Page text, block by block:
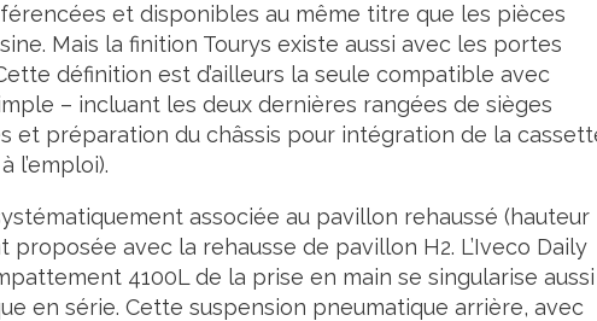
et disponibles au même titre que les pièces
Mais la finition Tourys existe aussi avec les portes
définition est d’ailleurs la seule compatible avec
– incluant les deux dernières rangées de sièges
et préparation du châssis pour intégration de la
l’emploi).
associée au pavillon rehaussé (hauteur
avec la rehausse de pavillon H2. L’Iveco Daily
4100L de la prise en main se singularise aussi
en série. Cette suspension pneumatique arrière, avec